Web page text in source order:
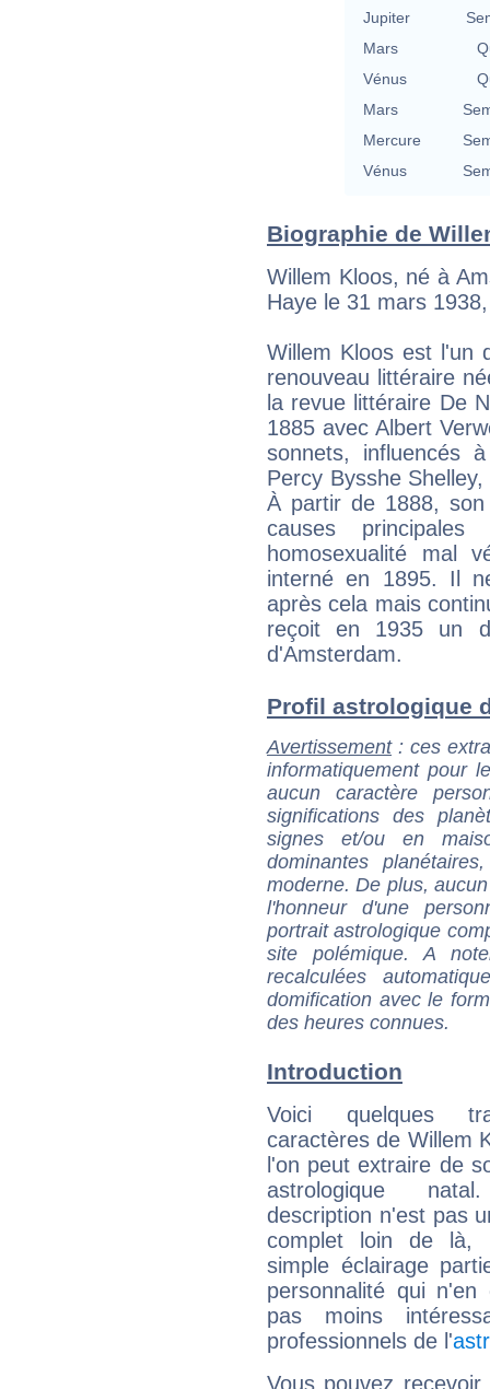
Jupiter
Mars
Vénus
Mars
Mercure
Vénus
Biographie de
Willem Kloos, né à
Haye le 31 mars
Willem Kloos est l'un
renouveau littéraire
la revue littéraire De
1885 avec Albert
sonnets, influencés
Percy Bysshe
À partir de 1888,
causes
homosexualité mal
interné en 1895. Il
après cela mais
reçoit en 1935 un
d'Amsterdam.
Profil astrologique
Avertissement: ces
informatiquement pour
aucun caractère
significations des
signes et/ou en
dominantes
moderne. De plus,
l'honneur d'une
portrait astrologique
site polémique. A
recalculées
domification avec le
des heures connues.
Introduction
Voici quelques
caractères de Willem
l'on peut extraire de
astrologique
description n'est pas
complet loin de là,
simple éclairage
personnalité qui n'en
pas moins
professionnels de l'
Vous pouvez